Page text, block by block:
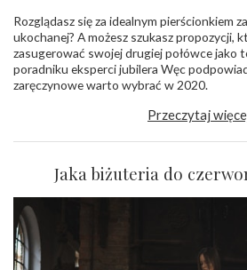
Rozglądasz się za idealnym pierścionkiem
ukochanej? A możesz szukasz propozycji,
zasugerować swojej drugiej połówce jako
poradniku eksperci jubilera Węc
zaręczynowe warto wybrać w 2020.
Przeczytaj
Jaka biżuteria do